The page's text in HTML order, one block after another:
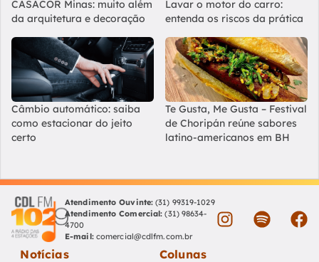
CASACOR Minas: muito além
da arquitetura e decoração
Lavar o motor do carro:
entenda os riscos da prática
Câmbio automático: saiba
como estacionar do jeito
certo
Te Gusta, Me Gusta – Festival
de Choripán reúne sabores
latino-americanos em BH
Atendimento Ouvinte: (31) 99319-1029
Atendimento Comercial: (31) 98634-
4700
E-mail: comercial@cdlfm.com.br
Notícias Colunas